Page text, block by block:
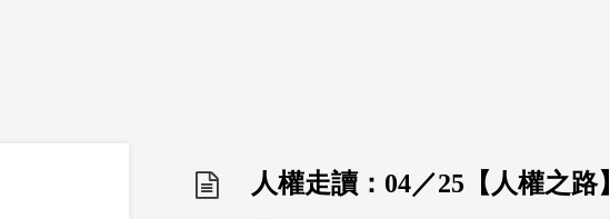
人權走讀：04／25【人權之路】